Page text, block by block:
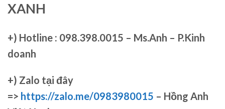
XANH
+) Hotline : 098.398.0015 – Ms.Anh – P.Kinh
doanh
+) Zalo tại đây
=> https://zalo.me/0983980015 – Hồng Anh